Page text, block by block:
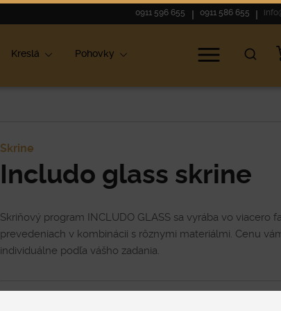
0911 596 655 0911 586 655
Kreslá Pohovky
Skrine
Includo glass skrine
Skriňový program INCLUDO GLASS sa vyrába vo viacero
prevedeniach v kombinácii s rôznymi materiálmi. Cenu
individuálne podľa vášho zadania.